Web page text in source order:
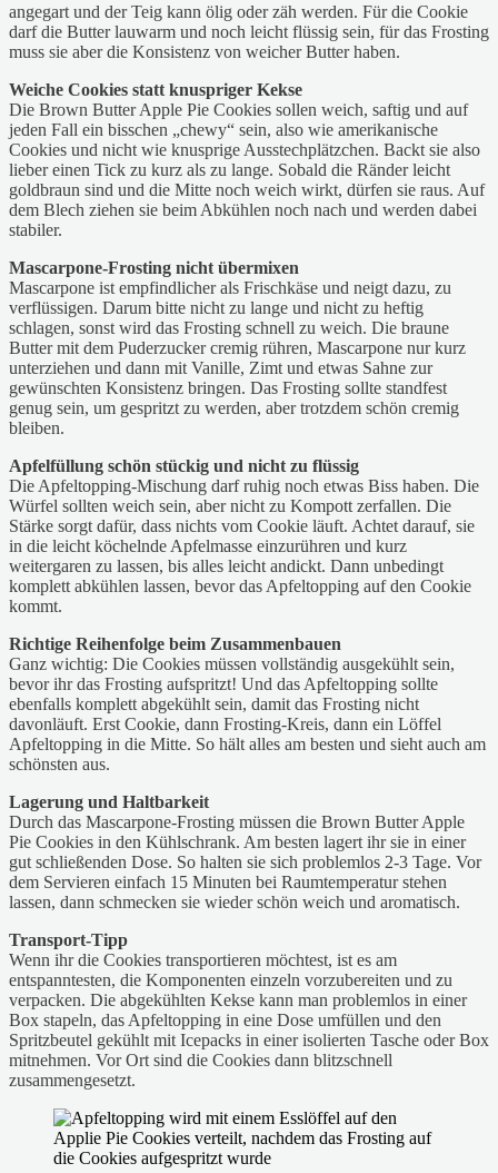
angegart und der Teig kann ölig oder zäh werden. Für die Cookie
darf die Butter lauwarm und noch leicht flüssig sein, für das Frosting
muss sie aber die Konsistenz von weicher Butter haben.
Weiche Cookies statt knuspriger Kekse
Die Brown Butter Apple Pie Cookies sollen weich, saftig und auf
jeden Fall ein bisschen „chewy“ sein, also wie amerikanische
Cookies und nicht wie knusprige Ausstechplätzchen. Backt sie also
lieber einen Tick zu kurz als zu lange. Sobald die Ränder leicht
goldbraun sind und die Mitte noch weich wirkt, dürfen sie raus. Auf
dem Blech ziehen sie beim Abkühlen noch nach und werden dabei
stabiler.
Mascarpone-Frosting nicht übermixen
Mascarpone ist empfindlicher als Frischkäse und neigt dazu, zu
verflüssigen. Darum bitte nicht zu lange und nicht zu heftig
schlagen, sonst wird das Frosting schnell zu weich. Die braune
Butter mit dem Puderzucker cremig rühren, Mascarpone nur kurz
unterziehen und dann mit Vanille, Zimt und etwas Sahne zur
gewünschten Konsistenz bringen. Das Frosting sollte standfest
genug sein, um gespritzt zu werden, aber trotzdem schön cremig
bleiben.
Apfelfüllung schön stückig und nicht zu flüssig
Die Apfeltopping-Mischung darf ruhig noch etwas Biss haben. Die
Würfel sollten weich sein, aber nicht zu Kompott zerfallen. Die
Stärke sorgt dafür, dass nichts vom Cookie läuft. Achtet darauf, sie
in die leicht köchelnde Apfelmasse einzurühren und kurz
weitergaren zu lassen, bis alles leicht andickt. Dann unbedingt
komplett abkühlen lassen, bevor das Apfeltopping auf den Cookie
kommt.
Richtige Reihenfolge beim Zusammenbauen
Ganz wichtig: Die Cookies müssen vollständig ausgekühlt sein,
bevor ihr das Frosting aufspritzt! Und das Apfeltopping sollte
ebenfalls komplett abgekühlt sein, damit das Frosting nicht
davonläuft. Erst Cookie, dann Frosting-Kreis, dann ein Löffel
Apfeltopping in die Mitte. So hält alles am besten und sieht auch am
schönsten aus.
Lagerung und Haltbarkeit
Durch das Mascarpone-Frosting müssen die Brown Butter Apple
Pie Cookies in den Kühlschrank. Am besten lagert ihr sie in einer
gut schließenden Dose. So halten sie sich problemlos 2-3 Tage. Vor
dem Servieren einfach 15 Minuten bei Raumtemperatur stehen
lassen, dann schmecken sie wieder schön weich und aromatisch.
Transport-Tipp
Wenn ihr die Cookies transportieren möchtest, ist es am
entspanntesten, die Komponenten einzeln vorzubereiten und zu
verpacken. Die abgekühlten Kekse kann man problemlos in einer
Box stapeln, das Apfeltopping in eine Dose umfüllen und den
Spritzbeutel gekühlt mit Icepacks in einer isolierten Tasche oder Box
mitnehmen. Vor Ort sind die Cookies dann blitzschnell
zusammengesetzt.